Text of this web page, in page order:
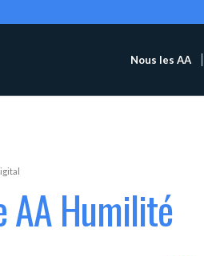
Nous les AA
AA Humilité